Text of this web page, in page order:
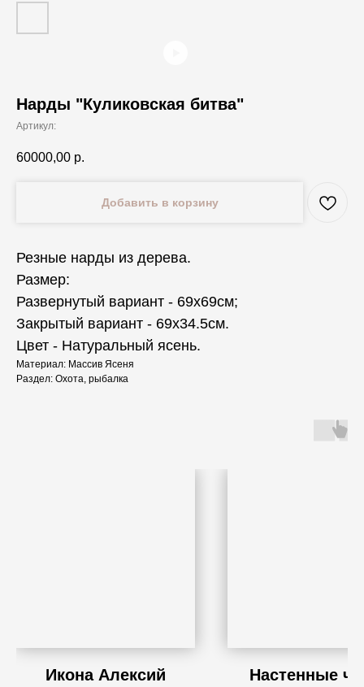
Нарды "Куликовская битва"
Артикул:
60000,00 р.
Добавить в корзину
Резные нарды из дерева.
Размер:
Развернутый вариант - 69х69см;
Закрытый вариант - 69х34.5см.
Цвет - Натуральный ясень.
Материал: Массив Ясеня
Раздел: Охота, рыбалка
Икона Алексий Настенные